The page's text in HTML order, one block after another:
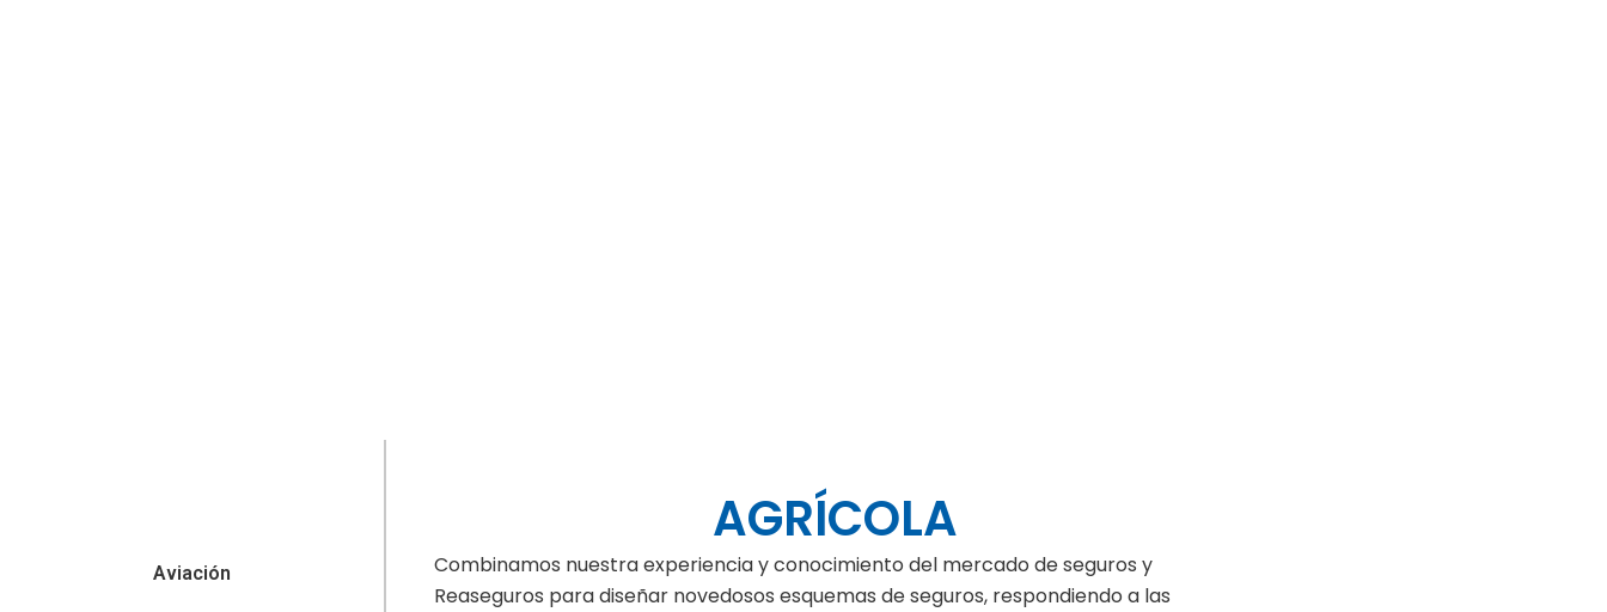
Aviación
AGRÍCOLA
Combinamos nuestra experiencia y conocimiento del mercado de seguros y
Reaseguros para diseñar novedosos esquemas de seguros, respondiendo a las